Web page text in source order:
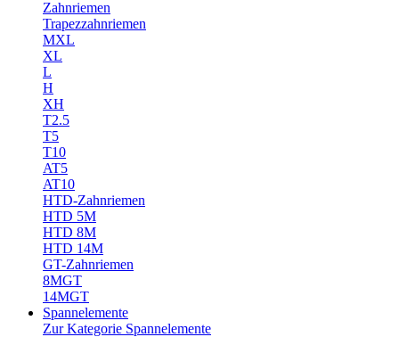
Zahnriemen
Trapezzahnriemen
MXL
XL
L
H
XH
T2.5
T5
T10
AT5
AT10
HTD-Zahnriemen
HTD 5M
HTD 8M
HTD 14M
GT-Zahnriemen
8MGT
14MGT
Spannelemente
Zur Kategorie Spannelemente